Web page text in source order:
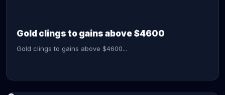
Gold clings to gains above $4600
Gold clings to gains above $4600...